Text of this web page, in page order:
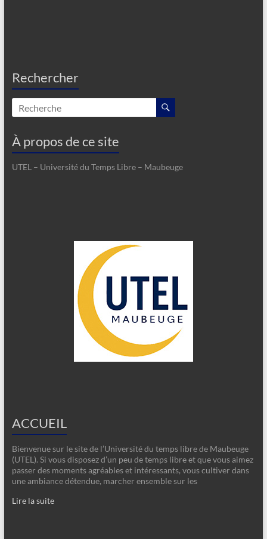
Rechercher
À propos de ce site
UTEL – Université du Temps Libre – Maubeuge
ACCUEIL
Bienvenue sur le site de l’Université du temps libre de Maubeuge
(UTEL). Si vous disposez d’un peu de temps libre et que vous aimez
passer des moments agréables et intéressants, vous cultiver dans
une ambiance détendue, marcher ensemble sur les
Lire la suite